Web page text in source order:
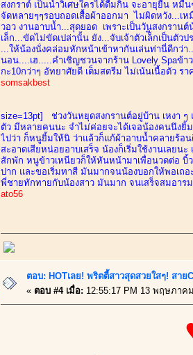
สงกราต์ เป็นน้ำวิเศษใครได้ดื่มกิน จะอายุยืน ห
จัดหลายๆๆรอบถอดเสื้อผ้าออกมา ไม่ผิดหวัง...เ
วอว งานอาบน้ำ...สุดยอด เพราะเป็นวันสงกราน
เล็ก...ขัดไม่ขัดเปล่านั้น ยัง...จับเจ้าตัวเล็ีกเป็นตั
...ให้น้องนั่งคล่อมหักหน้าเข้าหากันเล่นท่านี่ดีกว่
นอน....เฮ.....คำเชิญชวนจากร้าน Lovely Spaข้า
กะ10กว่าๆ อัทยาศัยดี เต็มสตรีม ไม่เน้นเนื้อตัว รา
somsakbest
size=13pt] ช่วงวันหยุดสงกรานต์อยู่บ้าน เหงา ๆ
ตัว มีหลายคนนะ จำไม่ค่อยจะได้เจอน้องคนนึงยิ้
ไปว่า ก็หนูยิ้มให้นิ ว่าแล้วก็แก้ผ้าอาบน้ำคลายร้อ
สะอาดเสียหน่อยอาบเสร็จ น้องก็เริ่มใช้งานเลย
สักพัก หนูข้าวเหนียวก็ให้หันหน้ามาเพื่อนวดต่อ บิ้
ปาก และขอเริ่มทาสี มันมากจนน้องบอกให้พอเถ
พี่ชายทักทายกับน้องสาว มันมาก จนเสร็จสมอาร
ato56
ตอบ: HOTเลย! พริตตี้สาวสุดสวยใสๆ! สา
« ตอบ #4 เมื่อ: 12:55:17 PM 13 พฤษภาค